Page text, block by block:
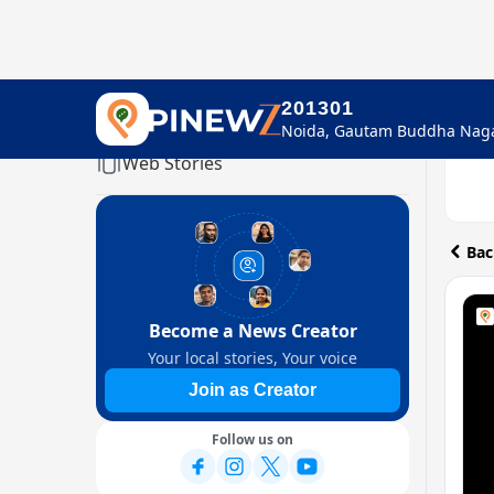
201301
Home
Web Stories
Become a News Creator
Your local stories, Your voice
Join as Creator
Follow us on